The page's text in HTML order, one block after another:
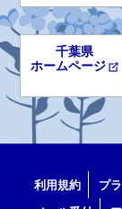
千葉県
ホームページ
利用規約 プ